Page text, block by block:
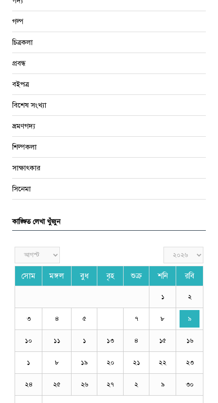
গল্প
চিত্রকলা
প্রবন্ধ
বইপত্র
বিশেষ সংখ্যা
ভ্রমণগদ্য
শিল্পকলা
সাক্ষাৎকার
সিনেমা
কাঙ্ক্ষিত লেখা খুঁজুন
সোম মঙ্গল বুধ বৃহ শুক্র শনি রবি
১ ২
৩ ৪ ৫ ৭ ৮ ৯
১০ ১১ ১ ১৩ ৪ ১৫ ১৬
১ ৮ ১৯ ২০ ২১ ২২ ২৩
২৪ ২৫ ২৬ ২৭ ২ ৯ ৩০